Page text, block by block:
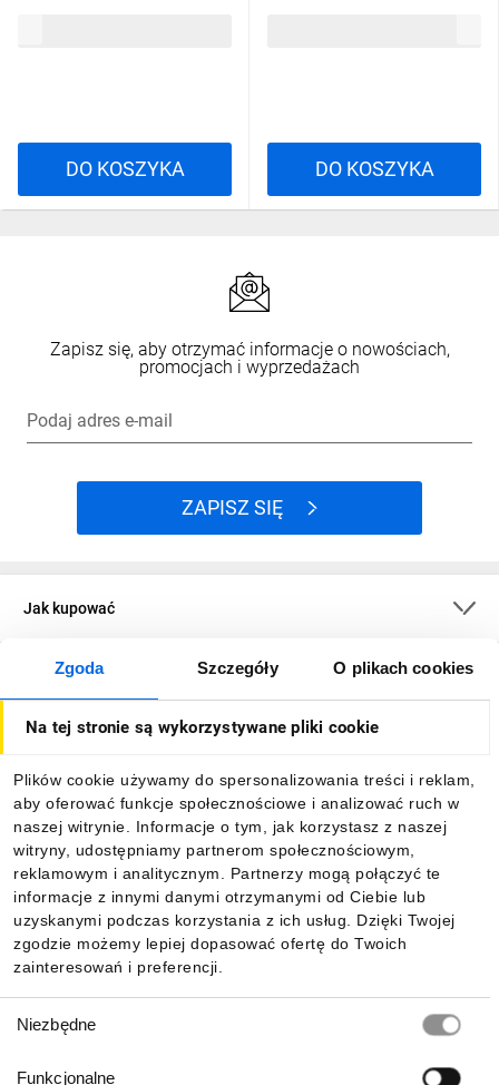
Zgoda Szczegóły O plikach cookies
Na tej stronie są wykorzystywane pliki cookie
Plików cookie używamy do spersonalizowania treści i reklam,
aby oferować funkcje społecznościowe i analizować ruch w
naszej witrynie. Informacje o tym, jak korzystasz z naszej
witryny, udostępniamy partnerom społecznościowym,
reklamowym i analitycznym. Partnerzy mogą połączyć te
informacje z innymi danymi otrzymanymi od Ciebie lub
uzyskanymi podczas korzystania z ich usług. Dzięki Twojej
zgodzie możemy lepiej dopasować ofertę do Twoich
zainteresowań i preferencji.
zgody
Niezbędne
Funkcjonalne
DO KOSZYKA DO KOSZYKA
Zapisz się, aby otrzymać informacje o nowościach,
promocjach i wyprzedażach
Podaj adres e-mail
ZAPISZ SIĘ
Jak kupować
O firmie
Informacje
Pobierz naszą aplikację mobilną: